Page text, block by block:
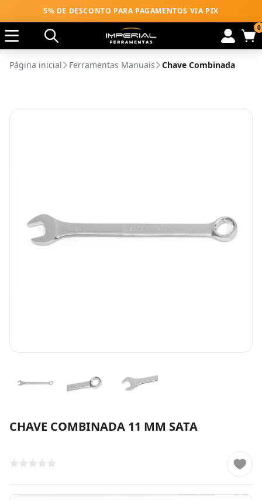
5% DE DESCONTO PARA PAGAMENTOS VIA PIX
0
Página inicial Ferramentas Manuais Chave Combinada
CHAVE COMBINADA 11 MM SATA